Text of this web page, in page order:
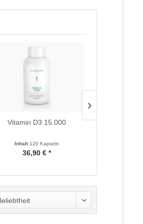
Vitamin D3 15.000
Inhalt 120 Kapseln
36,90 € *